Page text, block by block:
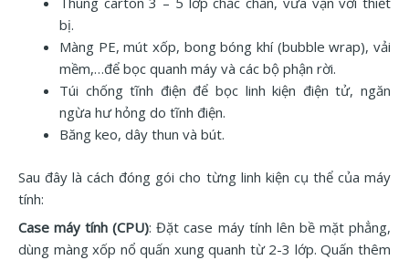
bị.
Màng PE, mút xốp, bong bóng khí (bubble wrap), vải
mềm,…để bọc quanh máy và các bộ phận rời.
Túi chống tĩnh điện để bọc linh kiện điện tử, ngăn
ngừa hư hỏng do tĩnh điện.
Băng keo, dây thun và bút.
Sau đây là cách đóng gói cho từng linh kiện cụ thể của máy
tính:
Case máy tính (CPU): Đặt case máy tính lên bề mặt phẳng,
dùng màng xốp nổ quấn xung quanh từ 2-3 lớp. Quấn thêm